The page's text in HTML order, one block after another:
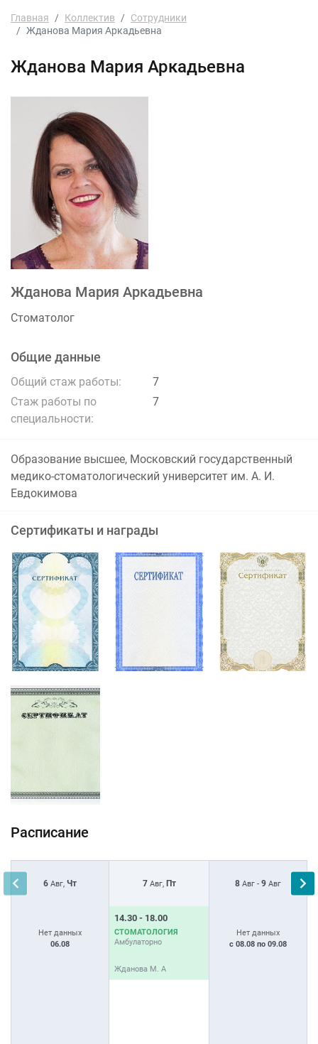
Главная Коллектив
Сотрудники
Жданова Мария Аркадьевна
Жданова Мария Аркадьевна
Жданова Мария Аркадьевна
Стоматолог
Общие данные
Общий стаж работы:
7
Стаж работы по
специальности:
7
Образование высшее, Московский государственный
медико-стоматологический университет им. А. И.
Евдокимова
Сертификаты и награды
Расписание
6 Авг,Чт 7Авг, Пт 8Авг - 9Авг
Нет данных
06.08
14.30 - 18.00
СТОМАТОЛОГИЯ
Амбулаторно
Жданова М. А
Нет данных
с 08.08 по 09.08